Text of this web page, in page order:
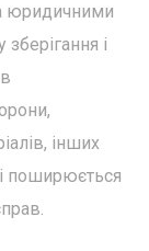
юридичними
і
інших
поширюється